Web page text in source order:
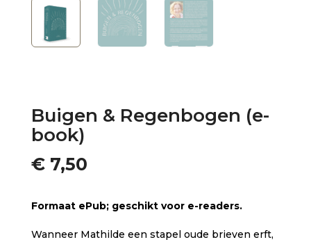
Buigen & Regenbogen (e-
book)
€7,50
Formaat ePub; geschikt voor e-readers.
Wanneer Mathilde een stapel oude brieven erft,